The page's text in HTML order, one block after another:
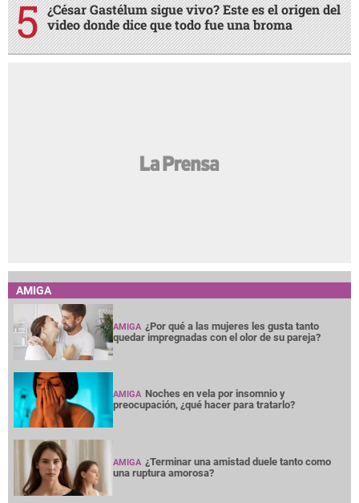
¿César Gastélum sigue vivo? Este es el origen del
video donde dice que todo fue una broma
AMIGA
AMIGA ¿Por qué a las mujeres les gusta tanto
quedar impregnadas con el olor de su pareja?
AMIGA Noches en vela por insomnio y
preocupación, ¿qué hacer para tratarlo?
AMIGA ¿Terminar una amistad duele tanto como
una ruptura amorosa?